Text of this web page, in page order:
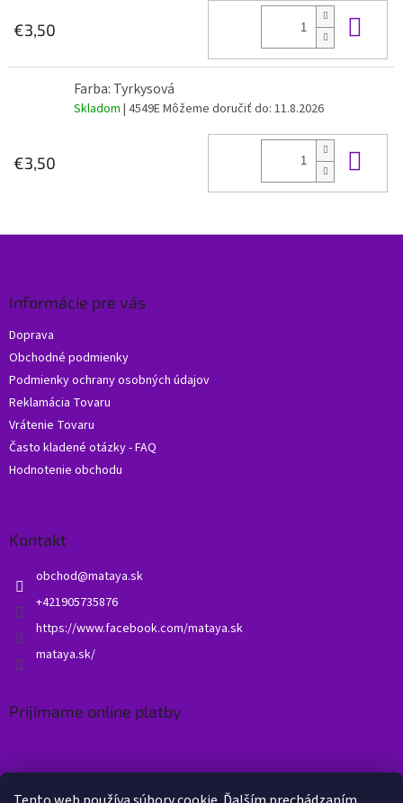
€3,50
Farba: Tyrkysová
Skladom | 4549EMôžeme doručiť do: 11.8.2026
€3,50
Informácie pre vás
Doprava
Obchodné podmienky
Podmienky ochrany osobných údajov
Reklamácia Tovaru
Vrátenie Tovaru
Často kladené otázky - FAQ
Hodnotenie obchodu
Kontakt
obchod@mataya.sk
+421905735876
https://www.facebook.com/mataya.sk
mataya.sk/
Prijímame online platby